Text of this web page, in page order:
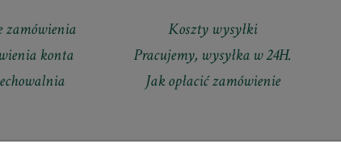
zamówienia
konta
Koszty wysyłki
Pracujemy, wysyłka w 24H.
Jak opłacić zamówienie